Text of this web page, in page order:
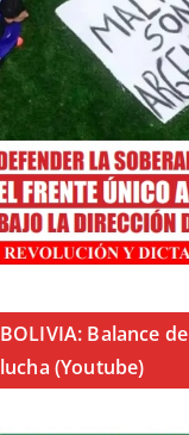
BOLIVIA: Balance
lucha (Youtube)